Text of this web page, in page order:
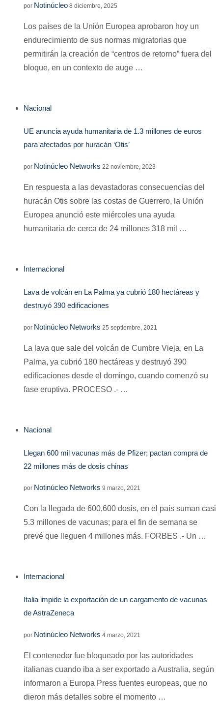
por Notinúcleo 8 diciembre, 2025
Los países de la Unión Europea aprobaron hoy un
endurecimiento de sus normas migratorias que
permitirán la creación de “centros de retorno” fuera del
bloque, en un contexto de auge …
Nacional
UE anuncia ayuda humanitaria de 1.3 millones de euros
para afectados por huracán ‘Otis’
por Notinúcleo Networks 22 noviembre, 2023
En respuesta a las devastadoras consecuencias del
huracán Otis sobre las costas de Guerrero, la Unión
Europea anunció este miércoles una ayuda
humanitaria de cerca de 24 millones 318 mil …
Internacional
Lava de volcán en La Palma ya cubrió 180 hectáreas y
destruyó 390 edificaciones
por Notinúcleo Networks 25 septiembre, 2021
La lava que sale del volcán de Cumbre Vieja, en La
Palma, ya cubrió 180 hectáreas y destruyó 390
edificaciones desde el domingo, cuando comenzó su
fase eruptiva. PROCESO .- …
Nacional
Llegan 600 mil vacunas más de Pfizer; pactan compra de
22 millones más de dosis chinas
por Notinúcleo Networks 9 marzo, 2021
Con la llegada de 600,600 dosis, en el país suman casi
5.3 millones de vacunas; para el fin de semana se
prevé que lleguen 4 millones más. FORBES .- Un …
Internacional
Italia impide la exportación de un cargamento de vacunas
de AstraZeneca
por Notinúcleo Networks 4 marzo, 2021
El contenedor fue bloqueado por las autoridades
italianas cuando iba a ser exportado a Australia, según
informaron a Europa Press fuentes europeas, que no
dieron más detalles sobre el momento …